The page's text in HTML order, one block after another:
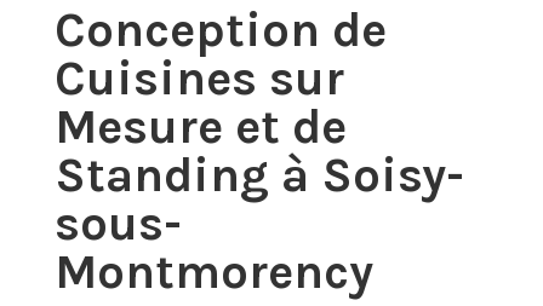
Conception de
Cuisines sur
Mesure et de
Standing à Soisy-
sous-
Montmorency